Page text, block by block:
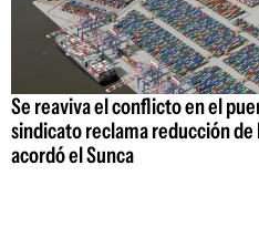
Se reaviva el conflicto en el
sindicato reclama reducción
acordó el Sunca